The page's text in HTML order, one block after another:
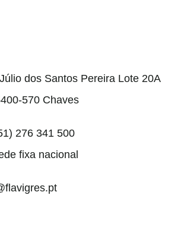
dos Santos Pereira Lote 20A
570 Chaves
276 341 500
fixa nacional